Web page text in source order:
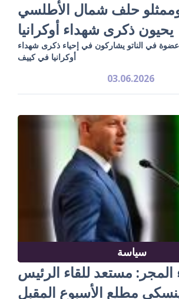
حلف شمال الأطلسي
يحيون ذكرى شهداء أوكرانيا
دولة عضوة في الناتو يشاركون في إحياء ذكرى شهداء
أوكرانيا في كييف
03.06.2026
سياسة
مستعد للقاء الرئيس
مطلع الأسبوع المقبل